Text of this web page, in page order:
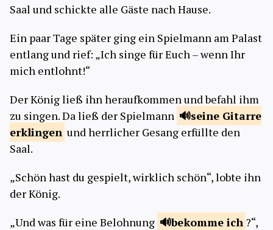
Saal und schickte alle Gäste nach Hause.
Ein paar Tage später ging ein Spielmann am Palast
entlang und rief: „Ich singe für Euch – wenn Ihr
mich entlohnt!“
Der König ließ ihn heraufkommen und befahl ihm
zu singen. Da ließ der Spielmann
seine Gitarre
erklingen und herrlicher Gesang erfüllte den
Saal.
„Schön hast du gespielt, wirklich schön“, lobte ihn
der König.
„Und was für eine Belohnung
bekomme ich ?“,